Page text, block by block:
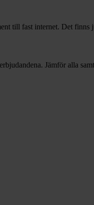
till fast internet. Det
Jämför alla